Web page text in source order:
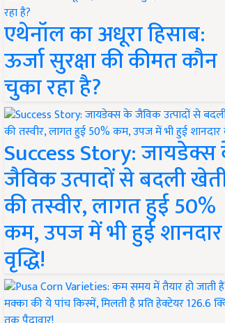
एथेनॉल का अधूरा हिसाब:
ऊर्जा सुरक्षा की कीमत कौन
चुका रहा है?
Success Story:
जैविक उत्पादों से बदली
की तस्वीर, लागत हुई 50%
कम, उपज में भी हुई शानदार
वृद्धि!